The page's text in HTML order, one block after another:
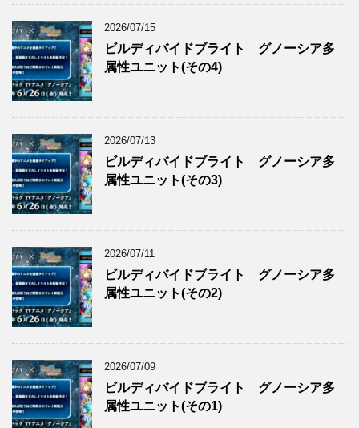
2026/07/15
ビルディバイドブライト グノーシア多
属性ユニット(その4)
2026/07/13
ビルディバイドブライト グノーシア多
属性ユニット(その3)
2026/07/11
ビルディバイドブライト グノーシア多
属性ユニット(その2)
2026/07/09
ビルディバイドブライト グノーシア多
属性ユニット(その1)